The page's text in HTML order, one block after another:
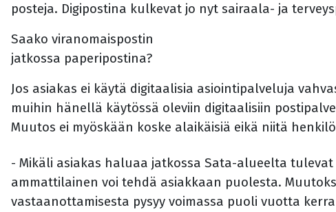
posteja. Digipostina kulkevat jo nyt sairaala- ja
Saako viranomaispostin
jatkossa paperipostina?
Jos asiakas ei käytä digitaalisia asiointipalveluja
muihin hänellä käytössä oleviin digitaalisiin
Muutos ei myöskään koske alaikäisiä eikä niitä
- Mikäli asiakas haluaa jatkossa Sata-alueelta
ammattilainen voi tehdä asiakkaan puolesta.
vastaanottamisesta pysyy voimassa puoli vuotta